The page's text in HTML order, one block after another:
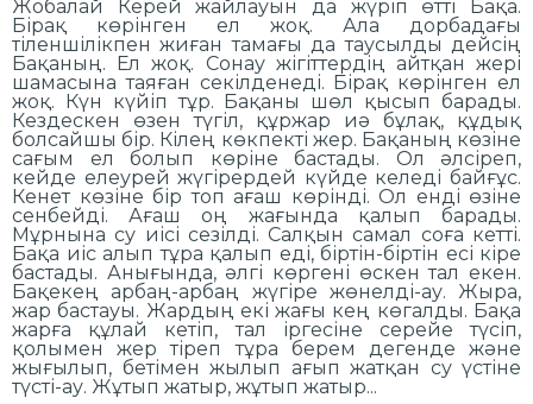
Жобалай Керей жайлауын да жүріп өтті Бақа.
Бірақ көрінген ел жоқ. Ала дорбадағы
тіленшілікпен жиған тамағы да таусылды дейсің
Бақаның. Ел жоқ. Сонау жігіттердің айтқан жері
шамасына таяған секілденеді. Бірақ көрінген ел
жоқ. Күн күйіп тұр. Бақаны шөл қысып барады.
Кездескен өзен түгіл, құржар иә бұлақ, құдық
болсайшы бір. Кілең көкпекті жер. Бақаның көзіне
сағым ел болып көріне бастады. Ол әлсіреп,
кейде елеурей жүгірердей күйде келеді байғұс.
Кенет көзіне бір топ ағаш көрінді. Ол енді өзіне
сенбейді. Ағаш оң жағында қалып барады.
Мұрнына су иісі сезілді. Салқын самал соға кетті.
Бақа иіс алып тұра қалып еді, біртін-біртін есі кіре
бастады. Анығында, әлгі көргені өскен тал екен.
Бақекең арбаң-арбаң жүгіре жөнелді-ау. Жыра,
жар бастауы. Жардың екі жағы кең көгалды. Бақа
жарға құлай кетіп, тал іргесіне серейе түсіп,
қолымен жер тіреп тұра берем дегенде және
жығылып, бетімен жылып ағып жатқан су үстіне
түсті-ау. Жұтып жатыр, жұтып жатыр...